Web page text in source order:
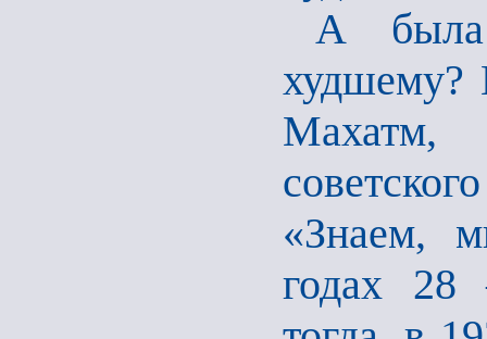
А была
Махатм,
«Знаем,
годах